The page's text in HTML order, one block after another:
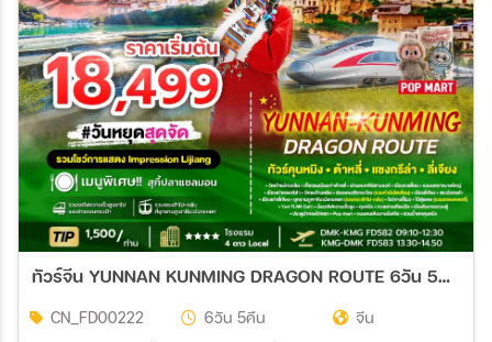
ทัวร์จีน YUNNAN KUNMING DRAGON ROUTE 6วัน 5คืน (FD)
CN_FD00222 6วัน 5คืน
จีน